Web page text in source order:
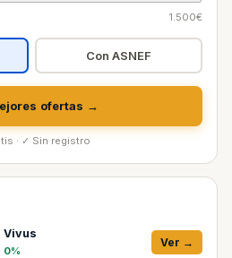
1.500€
Con ASNEF
ofertas →
· ✓ Sin registro
Vivus
0%
Ver →